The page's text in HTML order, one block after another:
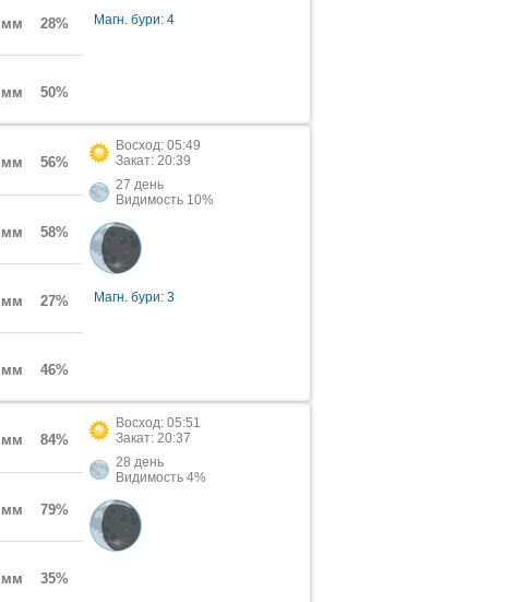
мм 28%
мм 50%
Магн. бури: 4
мм 56%
мм 58%
мм 27%
мм 46%
Восход: 05:49
Закат: 20:39
27 день
Видимость 10%
Магн. бури: 3
мм 84%
мм 79%
мм 35%
Восход: 05:51
Закат: 20:37
28 день
Видимость 4%